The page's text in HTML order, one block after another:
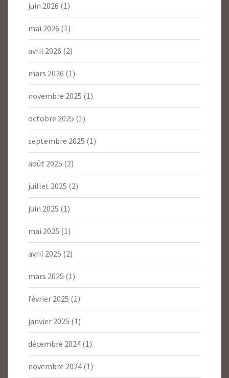
juin 2026 (1)
mai 2026 (1)
avril 2026 (2)
mars 2026 (1)
novembre 2025 (1)
octobre 2025 (1)
septembre 2025 (1)
août 2025 (2)
juillet 2025 (2)
juin 2025 (1)
mai 2025 (1)
avril 2025 (2)
mars 2025 (1)
février 2025 (1)
janvier 2025 (1)
décembre 2024 (1)
novembre 2024 (1)